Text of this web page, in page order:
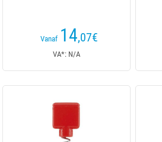
Vanaf 14,07€
VA*: N/A